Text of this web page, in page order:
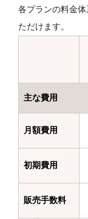
各プランの料金
ただけます。
主な費用
月額費用
初期費用
販売手数料